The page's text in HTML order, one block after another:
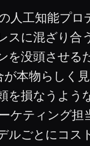
人工知能プロ
スに混ざり
を没頭させ
本物らしく
損なうよう
ケティング担
ごとにコ